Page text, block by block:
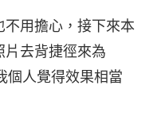
不用擔心，接下來本
片去背捷徑來為
個人覺得效果相當